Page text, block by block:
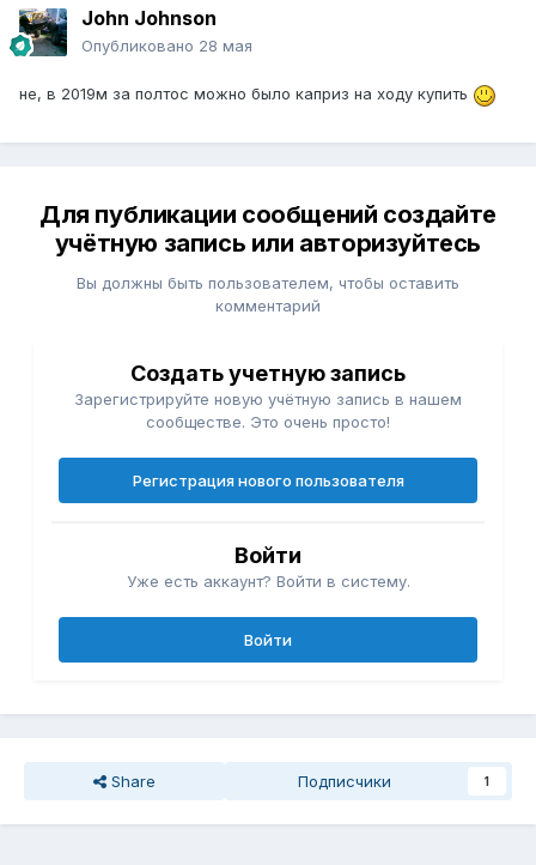
John Johnson
Опубликовано 28 мая
не, в 2019м за полтос можно было каприз на ходу купить
Для публикации сообщений создайте
учётную запись или авторизуйтесь
Вы должны быть пользователем, чтобы оставить
комментарий
Создать учетную запись
Зарегистрируйте новую учётную запись в нашем
сообществе. Это очень просто!
Регистрация нового пользователя
Войти
Уже есть аккаунт? Войти в систему.
Войти
Share Подписчики 1